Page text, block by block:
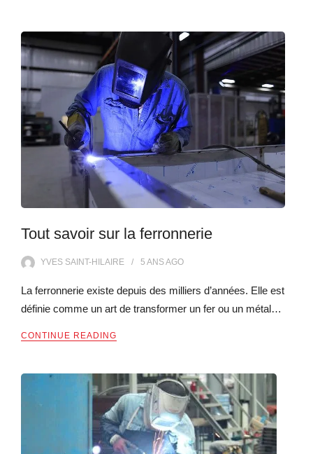
Tout savoir sur la ferronnerie
YVES SAINT-HILAIRE 5 ANSAGO
La ferronnerie existe depuis des milliers d’années. Elle est
définie comme un art de transformer un fer ou un métal…
CONTINUE READING